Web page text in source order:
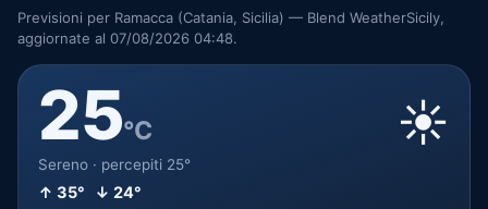
Previsioni per Ramacca (Catania, Sicilia) — Blend WeatherSicily,
aggiornate al 07/08/2026 04:48.
25°C
Sereno · percepiti 25°
↑ 35° ↓ 24°
☀️